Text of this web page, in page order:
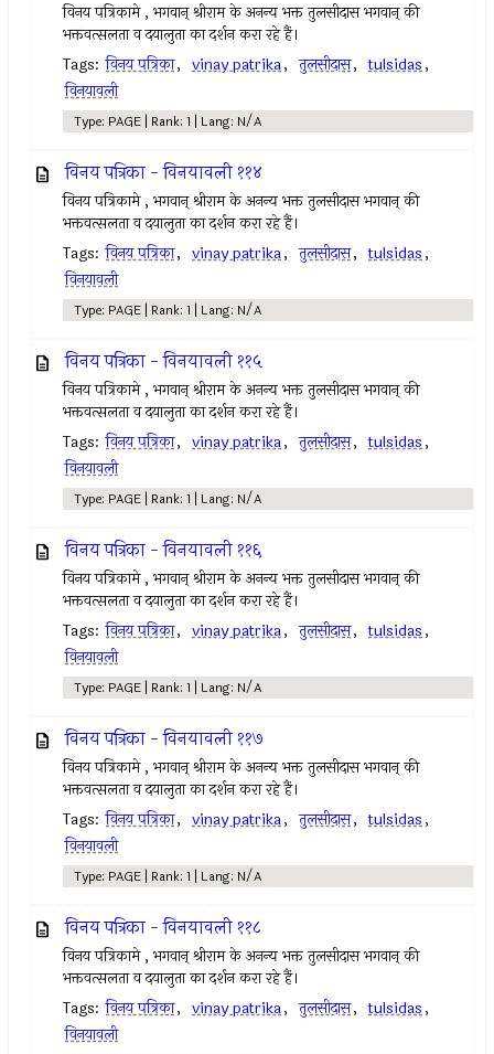
विनय पत्रिकामे , भगवान् श्रीराम के अनन्य भक्त तुलसीदास भगवान् की
भक्तवत्सलता व दयालुता का दर्शन करा रहे हैं।
Tags: विनय पत्रिका, vinay patrika, तुलसीदास, tulsidas,
विनयावली
Type: PAGE | Rank: 1 | Lang: N/A
विनय पत्रिका - विनयावली ११४
विनय पत्रिकामे , भगवान् श्रीराम के अनन्य भक्त तुलसीदास भगवान् की
भक्तवत्सलता व दयालुता का दर्शन करा रहे हैं।
Tags: विनय पत्रिका, vinay patrika, तुलसीदास, tulsidas,
विनयावली
Type: PAGE | Rank: 1 | Lang: N/A
विनय पत्रिका - विनयावली ११५
विनय पत्रिकामे , भगवान् श्रीराम के अनन्य भक्त तुलसीदास भगवान् की
भक्तवत्सलता व दयालुता का दर्शन करा रहे हैं।
Tags: विनय पत्रिका, vinay patrika, तुलसीदास, tulsidas,
विनयावली
Type: PAGE | Rank: 1 | Lang: N/A
विनय पत्रिका - विनयावली ११६
विनय पत्रिकामे , भगवान् श्रीराम के अनन्य भक्त तुलसीदास भगवान् की
भक्तवत्सलता व दयालुता का दर्शन करा रहे हैं।
Tags: विनय पत्रिका, vinay patrika, तुलसीदास, tulsidas,
विनयावली
Type: PAGE | Rank: 1 | Lang: N/A
विनय पत्रिका - विनयावली ११७
विनय पत्रिकामे , भगवान् श्रीराम के अनन्य भक्त तुलसीदास भगवान् की
भक्तवत्सलता व दयालुता का दर्शन करा रहे हैं।
Tags: विनय पत्रिका, vinay patrika, तुलसीदास, tulsidas,
विनयावली
Type: PAGE | Rank: 1 | Lang: N/A
विनय पत्रिका - विनयावली ११८
विनय पत्रिकामे , भगवान् श्रीराम के अनन्य भक्त तुलसीदास भगवान् की
भक्तवत्सलता व दयालुता का दर्शन करा रहे हैं।
Tags: विनय पत्रिका, vinay patrika, तुलसीदास, tulsidas,
विनयावली